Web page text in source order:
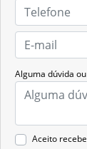
Alguma dúvida
Aceito